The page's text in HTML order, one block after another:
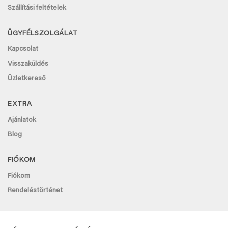
Szállítási feltételek
ÜGYFÉLSZOLGÁLAT
Kapcsolat
Visszaküldés
Üzletkereső
EXTRA
Ajánlatok
Blog
FIÓKOM
Fiókom
Rendeléstörténet